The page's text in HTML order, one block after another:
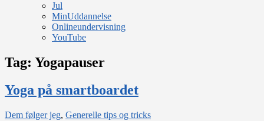
Jul
MinUddannelse
Onlineundervisning
YouTube
Tag: Yogapauser
Yoga på smartboardet
Dem følger jeg, Generelle tips og trickson